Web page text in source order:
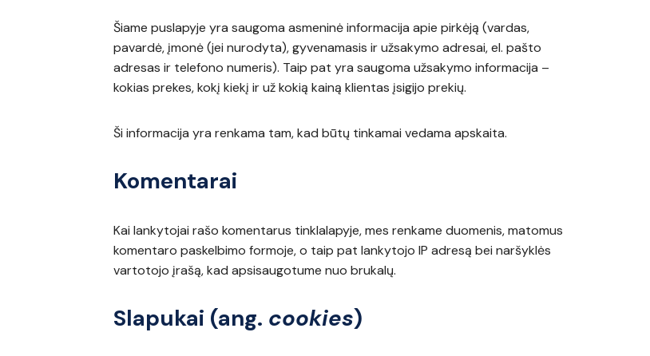
Šiame puslapyje yra saugoma asmeninė informacija apie pirkėją (vardas,
pavardė, įmonė (jei nurodyta), gyvenamasis ir užsakymo adresai, el. pašto
adresas ir telefono numeris). Taip pat yra saugoma užsakymo informacija –
kokias prekes, kokį kiekį ir už kokią kainą klientas įsigijo prekių.
Ši informacija yra renkama tam, kad būtų tinkamai vedama apskaita.
Komentarai
Kai lankytojai rašo komentarus tinklalapyje, mes renkame duomenis, matomus
komentaro paskelbimo formoje, o taip pat lankytojo IP adresą bei naršyklės
vartotojo įrašą, kad apsisaugotume nuo brukalų.
Slapukai (ang. cookies)